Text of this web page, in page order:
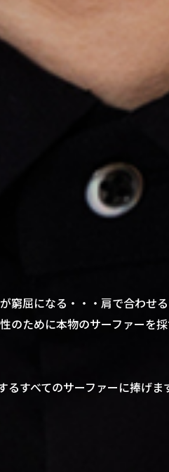
窮屈になる・・・肩で合わせ
のために本物のサーファーを
すべてのサーファーに捧げま